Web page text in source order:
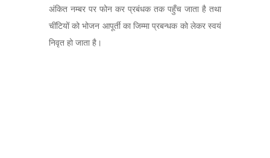
अंकित नम्बर पर फोन कर प्रबंधक तक पहुँच जाता है तथा
चींटियों को भोजन आपूर्ती का जिम्मा प्रबन्धक को लेकर स्वयं
निवृत हो जाता है।